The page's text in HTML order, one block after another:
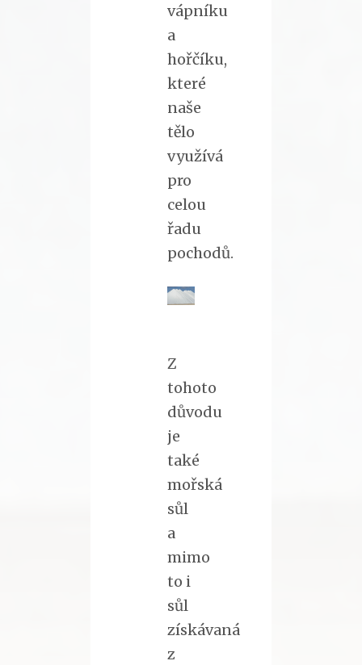
vápníku
a
hořčíku,
které
naše
tělo
využívá
pro
celou
řadu
pochodů.
Z
tohoto
důvodu
je
také
mořská
sůl
a
mimo
to i
sůl
získávaná
z